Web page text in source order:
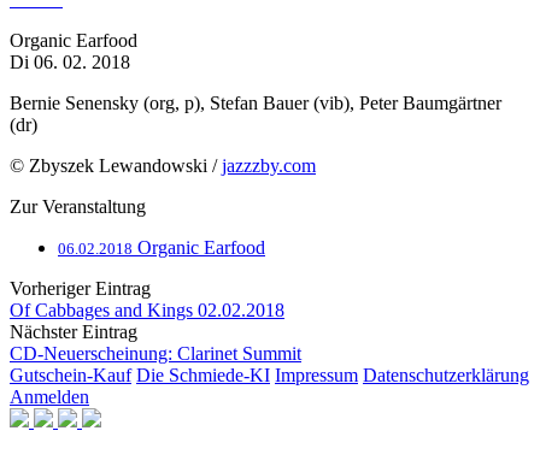
Organic Earfood
Di 06. 02. 2018
Bernie Senensky (org, p), Stefan Bauer (vib), Peter Baumgärtner
(dr)
© Zbyszek Lewandowski /jazzzby.com
Zur Veranstaltung
06.02.2018 Organic Earfood
Vorheriger Eintrag
Of Cabbages and Kings 02.02.2018
Nächster Eintrag
CD-Neuerscheinung: Clarinet Summit
Gutschein-Kauf Die Schmiede-KI Impressum Datenschutzerklärung
Anmelden